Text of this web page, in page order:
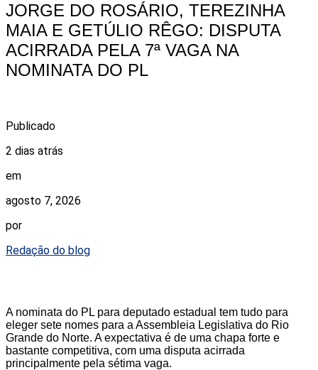
JORGE DO ROSÁRIO, TEREZINHA
MAIA E GETÚLIO RÊGO: DISPUTA
ACIRRADA PELA 7ª VAGA NA
NOMINATA DO PL
Publicado
2 dias atrás
em
agosto 7, 2026
por
Redação do blog
A nominata do PL para deputado estadual tem tudo para
eleger sete nomes para a Assembleia Legislativa do Rio
Grande do Norte. A expectativa é de uma chapa forte e
bastante competitiva, com uma disputa acirrada
principalmente pela sétima vaga.